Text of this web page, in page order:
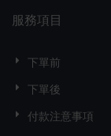
服務項目
下單前
下單後
付款注意事項